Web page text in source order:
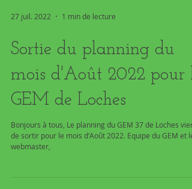
27 juil. 2022 1 min de lecture
Sortie du planning du
mois d'Août 2022 pour
GEM de Loches
Bonjours à tous, Le planning du GEM 37 de Loches vient